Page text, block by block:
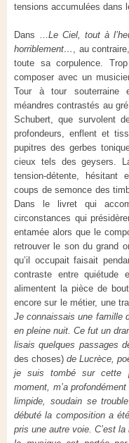
tensions accumulées dans
Dans … Le Ciel, tout à
horriblement…
, au
toute sa corpulence.
composer avec un
Tour à tour souterraine
méandres contrastés au
Schubert, que survolent
profondeurs, enflent et
pupitres des gerbes
cieux tels des geysers.
tension-détente, hésitant
coups de semonce des
Dans le livret qui
circonstances qui
entamée alors que le
retrouver le son du grand
qu’il occupait faisait
contraste entre quiétude
alimentent la pièce de
encore sur le métier, une
Je connaissais une famille
en pleine nuit. Ce fut un
lisais quelques passages
des choses) de Lucrèce,
je suis tombé sur cette
moment, m’a
limpide, soudain se
débuté la composition a
pris une autre voie. C’est